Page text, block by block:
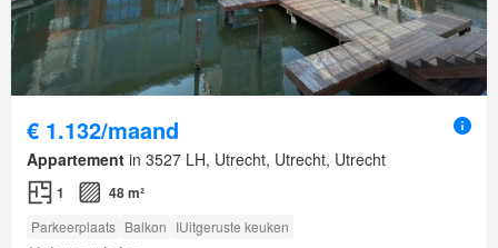
€ 1.132/maand
Appartement in 3527 LH, Utrecht, Utrecht, Utrecht
1 48 m²
Parkeerplaats Balkon IUitgeruste keuken